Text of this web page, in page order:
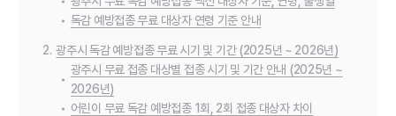
• 독감 예방접종 무료 대상자 연령 기준 안내
2. 광주시 독감 예방접종 무료 시기 및 기간 (2025년 ~ 2026년)
•
광주시 무료 접종 대상별 접종 시기 및 기간 안내 (2025년 ~
2026년)
• 어린이 무료 독감 예방접종 1회, 2회 접종 대상자 차이